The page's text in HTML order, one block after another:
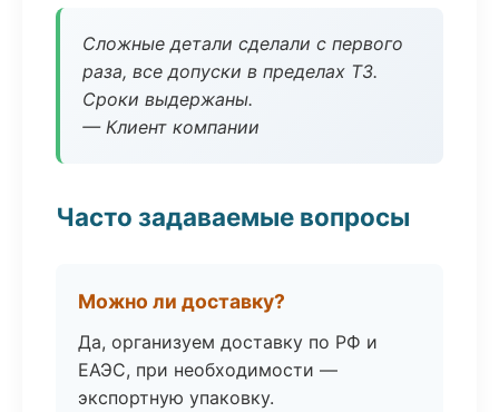
Сложные детали сделали с первого
раза, все допуски в пределах ТЗ.
Сроки выдержаны.
— Клиент компании
Часто задаваемые вопросы
Можно ли доставку?
Да, организуем доставку по РФ и
ЕАЭС, при необходимости —
экспортную упаковку.